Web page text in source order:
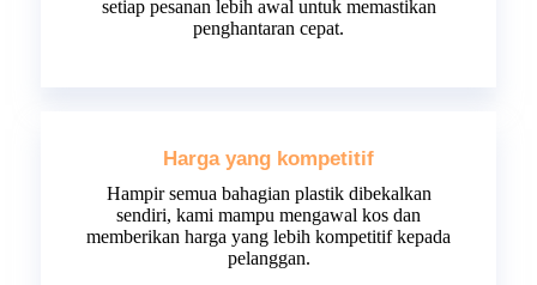
setiap pesanan lebih awal untuk memastikan
penghantaran cepat.
Harga yang kompetitif
Hampir semua bahagian plastik dibekalkan
sendiri, kami mampu mengawal kos dan
memberikan harga yang lebih kompetitif kepada
pelanggan.